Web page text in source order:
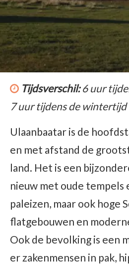
Tijdsverschil:6 uur
7 uur tijdens de wintertijd
Ulaanbaatar is de
en met afstand de
land. Het is een
nieuw met oude tempels
paleizen, maar ook hoge
flatgebouwen en
Ook de bevolking is een
er zakenmensen in pak,